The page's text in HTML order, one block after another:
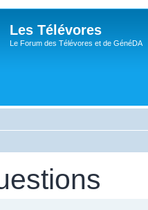
Les Télévores
Le Forum des Télévores et de GénéDA